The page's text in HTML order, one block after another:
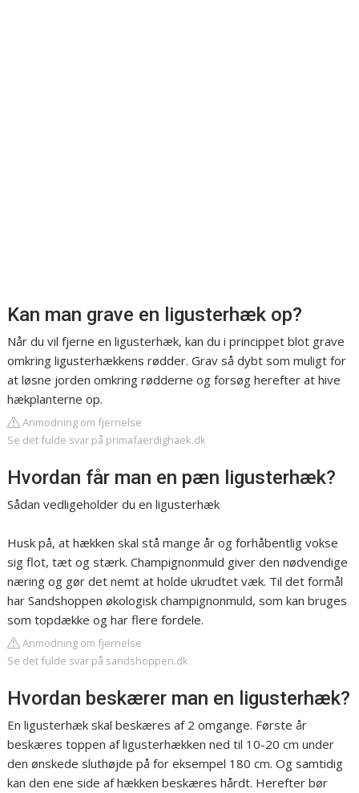
Kan man grave en ligusterhæk op?
Når du vil fjerne en ligusterhæk, kan du i princippet blot grave
omkring ligusterhækkens rødder. Grav så dybt som muligt for
at løsne jorden omkring rødderne og forsøg herefter at hive
hækplanterne op.
Anmodning om fjernelse
Se det fulde svar på primafaerdighaek.dk
Hvordan får man en pæn ligusterhæk?
Sådan vedligeholder du en ligusterhæk
Husk på, at hækken skal stå mange år og forhåbentlig vokse
sig flot, tæt og stærk. Champignonmuld giver den nødvendige
næring og gør det nemt at holde ukrudtet væk. Til det formål
har Sandshoppen økologisk champignonmuld, som kan bruges
som topdække og har flere fordele.
Anmodning om fjernelse
Se det fulde svar på sandshoppen.dk
Hvordan beskærer man en ligusterhæk?
En ligusterhæk skal beskæres af 2 omgange. Første år
beskæres toppen af ligusterhækken ned til 10-20 cm under
den ønskede sluthøjde på for eksempel 180 cm. Og samtidig
kan den ene side af hækken beskæres hårdt. Herefter bør